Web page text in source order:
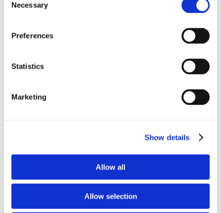
Selection
Necessary
Preferences
Statistics
Marketing
Show details
Allow all
Allow selection